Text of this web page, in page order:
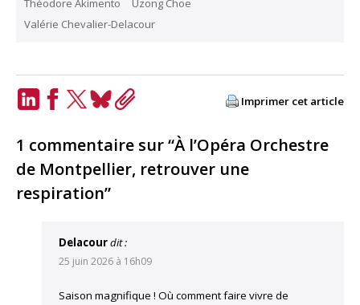
Valérie Chevalier-Delacour
Link
Imprimer cet article
1 commentaire sur “À l’Opéra Orchestre
de Montpellier, retrouver une
respiration”
Delacourdit :
25 juin 2026 à 16h09
Saison magnifique ! Où comment faire vivre de